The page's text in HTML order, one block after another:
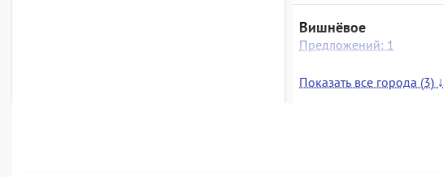
Вишнёвое
Предложений: 1
Показать все города (3) ↓